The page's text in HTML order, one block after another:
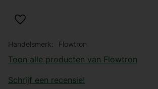
Toevoegen aan favorieten
Handelsmerk Flowtron
Toon alle producten van Flowtron
Schrijf een recensie!